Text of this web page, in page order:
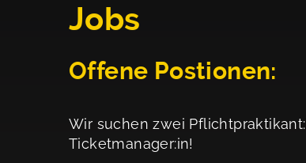
Jobs
Offene Postionen:
Wir suchen zwei
Ticketmanager:in!